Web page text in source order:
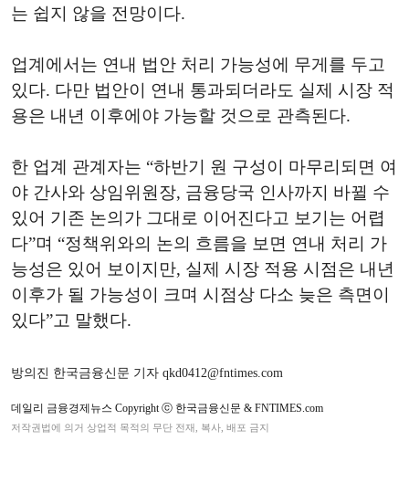
는 쉽지 않을 전망이다.
업계에서는 연내 법안 처리 가능성에 무게를 두고
있다. 다만 법안이 연내 통과되더라도 실제 시장 적
용은 내년 이후에야 가능할 것으로 관측된다.
한 업계 관계자는 “하반기 원 구성이 마무리되면 여
야 간사와 상임위원장, 금융당국 인사까지 바뀔 수
있어 기존 논의가 그대로 이어진다고 보기는 어렵
다”며 “정책위와의 논의 흐름을 보면 연내 처리 가
능성은 있어 보이지만, 실제 시장 적용 시점은 내년
이후가 될 가능성이 크며 시점상 다소 늦은 측면이
있다”고 말했다.
방의진 한국금융신문 기자 qkd0412@fntimes.com
데일리 금융경제뉴스 Copyright ⓒ 한국금융신문 & FNTIMES.com
저작권법에 의거 상업적 목적의 무단 전재, 복사, 배포 금지